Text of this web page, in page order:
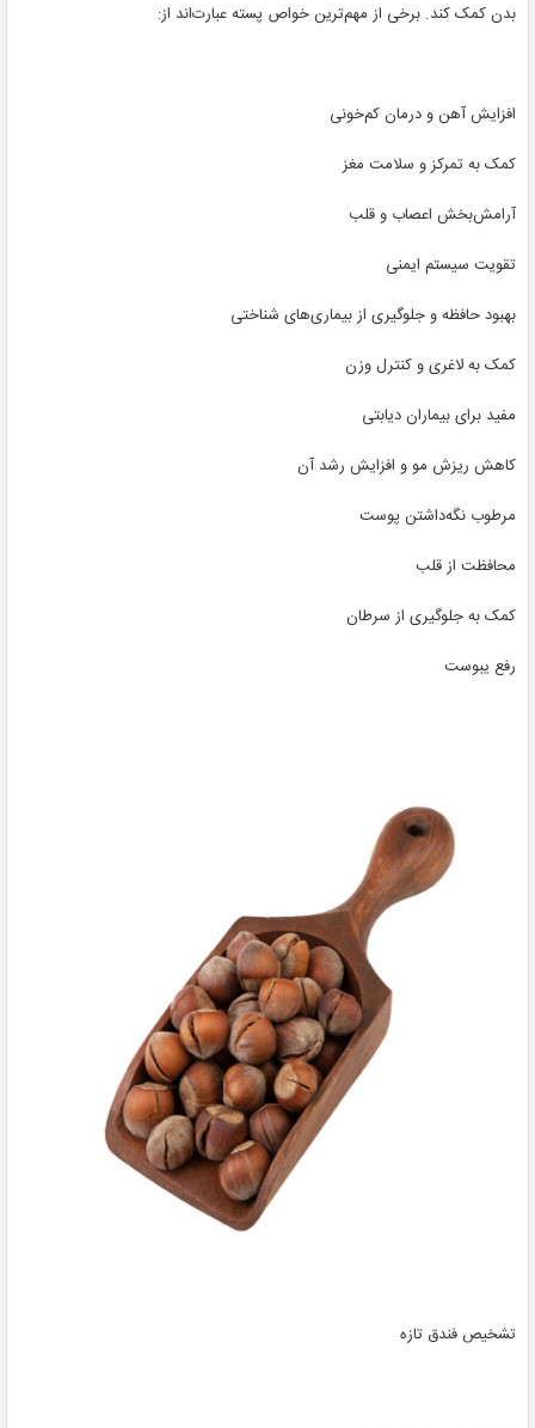
بدن کمک کند. برخی از مهم‌ترین خواص پسته عبارت‌اند از:
افزایش آهن و درمان کم‌خونی
کمک به تمرکز و سلامت مغز
آرامش‌بخش اعصاب و قلب
تقویت سیستم ایمنی
بهبود حافظه و جلوگیری از بیماری‌های شناختی
کمک به لاغری و کنترل وزن
مفید برای بیماران دیابتی
کاهش ریزش مو و افزایش رشد آن
مرطوب نگه‌داشتن پوست
محافظت از قلب
کمک به جلوگیری از سرطان
رفع یبوست
تشخیص فندق تازه